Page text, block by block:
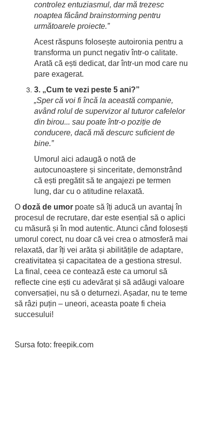
controlez entuziasmul, dar mă trezesc
noaptea făcând brainstorming pentru
următoarele proiecte.”
Acest răspuns folosește autoironia pentru a
transforma un punct negativ într-o calitate.
Arată că ești dedicat, dar într-un mod care nu
pare exagerat.
3. „Cum te vezi peste 5 ani?”
„Sper că voi fi încă la această companie,
având rolul de supervizor al tuturor cafelelor
din birou... sau poate într-o poziție de
conducere, dacă mă descurc suficient de
bine.”
Umorul aici adaugă o notă de
autocunoaștere și sinceritate, demonstrând
că ești pregătit să te angajezi pe termen
lung, dar cu o atitudine relaxată.
O doză de umor poate să îți aducă un avantaj în
procesul de recrutare, dar este esențial să o aplici
cu măsură și în mod autentic. Atunci când folosești
umorul corect, nu doar că vei crea o atmosferă mai
relaxată, dar îți vei arăta și abilitățile de adaptare,
creativitatea și capacitatea de a gestiona stresul.
La final, ceea ce contează este ca umorul să
reflecte cine ești cu adevărat și să adăugi valoare
conversației, nu să o deturnezi. Așadar, nu te teme
să râzi puțin – uneori, aceasta poate fi cheia
succesului!
Sursa foto: freepik.com